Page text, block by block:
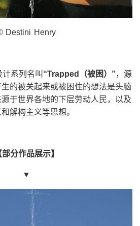
Destini Henry
系列名叫 “Trapped （被困）”，源
的被关起来或被困住的想法是头脑
于世界各地的下层劳动人民，以及
解构主义等思想。
部分作品展示】
▼